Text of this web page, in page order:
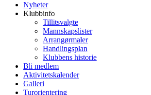
Nyheter
Klubbinfo
Tillitsvalgte
Mannskapslister
Arrangørmaler
Handlingsplan
Klubbens historie
Bli medlem
Aktivitetskalender
Galleri
Turorientering